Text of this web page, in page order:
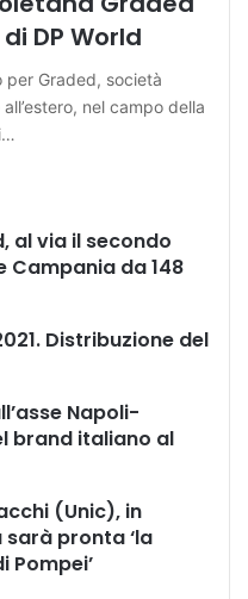
DP World
per Graded, società
nel campo della
al via il secondo
Campania da 148
Distribuzione del
Napoli-
brand italiano al
(Unic), in
pronta ‘la
Pompei’